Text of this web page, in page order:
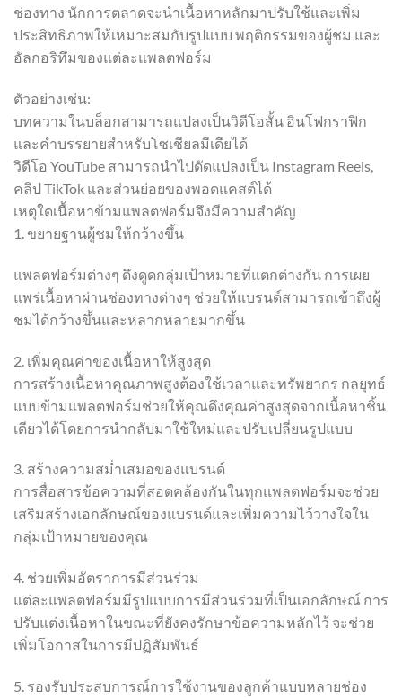
ช่องทาง นักการตลาดจะนำเนื้อหาหลักมาปรับใช้และเพิ่ม
ประสิทธิภาพให้เหมาะสมกับรูปแบบ พฤติกรรมของผู้ชม และ
อัลกอริทึมของแต่ละแพลตฟอร์ม
ตัวอย่างเช่น:
บทความในบล็อกสามารถแปลงเป็นวิดีโอสั้น อินโฟกราฟิก
และคำบรรยายสำหรับโซเชียลมีเดียได้
วิดีโอ YouTube สามารถนำไปดัดแปลงเป็น Instagram Reels,
คลิป TikTok และส่วนย่อยของพอดแคสต์ได้
เหตุใดเนื้อหาข้ามแพลตฟอร์มจึงมีความสำคัญ
1. ขยายฐานผู้ชมให้กว้างขึ้น
แพลตฟอร์มต่างๆ ดึงดูดกลุ่มเป้าหมายที่แตกต่างกัน การเผย
แพร่เนื้อหาผ่านช่องทางต่างๆ ช่วยให้แบรนด์สามารถเข้าถึงผู้
ชมได้กว้างขึ้นและหลากหลายมากขึ้น
2. เพิ่มคุณค่าของเนื้อหาให้สูงสุด
การสร้างเนื้อหาคุณภาพสูงต้องใช้เวลาและทรัพยากร กลยุทธ์
แบบข้ามแพลตฟอร์มช่วยให้คุณดึงคุณค่าสูงสุดจากเนื้อหาชิ้น
เดียวได้โดยการนำกลับมาใช้ใหม่และปรับเปลี่ยนรูปแบบ
3. สร้างความสม่ำเสมอของแบรนด์
การสื่อสารข้อความที่สอดคล้องกันในทุกแพลตฟอร์มจะช่วย
เสริมสร้างเอกลักษณ์ของแบรนด์และเพิ่มความไว้วางใจใน
กลุ่มเป้าหมายของคุณ
4. ช่วยเพิ่มอัตราการมีส่วนร่วม
แต่ละแพลตฟอร์มมีรูปแบบการมีส่วนร่วมที่เป็นเอกลักษณ์ การ
ปรับแต่งเนื้อหาในขณะที่ยังคงรักษาข้อความหลักไว้ จะช่วย
เพิ่มโอกาสในการมีปฏิสัมพันธ์
5. รองรับประสบการณ์การใช้งานของลูกค้าแบบหลายช่อง